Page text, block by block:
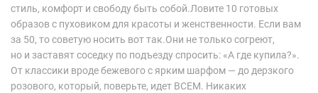
стиль, комфорт и свободу быть собой.Ловите 10 готовых
образов с пуховиком для красоты и женственности. Если вам
за 50, то советую носить вот так.Они не только согреют,
но и заставят соседку по подъезду спросить: «А где купила?».
От классики вроде бежевого с ярким шарфом — до дерзкого
розового, который, поверьте, идет ВСЕМ. Никаких